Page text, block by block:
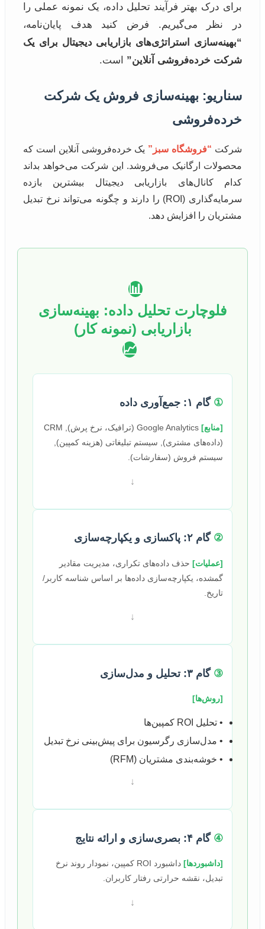
برای درک بهتر فرآیند تحلیل داده، یک نمونه عملی را
در نظر می‌گیریم. فرض کنید هدف پایان‌نامه،
“بهینه‌سازی استراتژی‌های بازاریابی دیجیتال برای یک
شرکت خرده‌فروشی آنلاین” است.
سناریو: بهینه‌سازی فروش یک شرکت
خرده‌فروشی
شرکت “فروشگاه سبز” یک خرده‌فروشی آنلاین است که
محصولات ارگانیک می‌فروشد. این شرکت می‌خواهد بداند
کدام کانال‌های بازاریابی دیجیتال بیشترین بازده
سرمایه‌گذاری (ROI) را دارند و چگونه می‌تواند نرخ تبدیل
مشتریان را افزایش دهد.
📊
فلوچارت تحلیل داده: بهینه‌سازی
بازاریابی (نمونه کار)
📈
① گام ۱: جمع‌آوری داده
[منابع]
Google Analytics (ترافیک، نرخ پرش), CRM
(داده‌های مشتری), سیستم تبلیغاتی (هزینه کمپین),
سیستم فروش (سفارشات).
↓
② گام ۲: پاکسازی و یکپارچه‌سازی
[عملیات] حذف داده‌های تکراری، مدیریت مقادیر
گمشده، یکپارچه‌سازی داده‌ها بر اساس شناسه کاربر/
تاریخ.
↓
③ گام ۳: تحلیل و مدل‌سازی
[روش‌ها]
• تحلیل ROI کمپین‌ها
• مدل‌سازی رگرسیون برای پیش‌بینی نرخ تبدیل
• خوشه‌بندی مشتریان (RFM)
↓
④ گام ۴: بصری‌سازی و ارائه نتایج
[داشبوردها]
داشبورد ROI کمپین، نمودار روند نرخ
تبدیل، نقشه حرارتی رفتار کاربران.
↓